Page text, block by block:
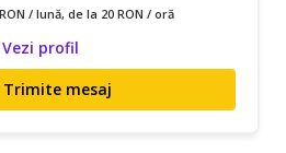
/ lună, de la 20 RON / oră
Vezi profil
Trimite mesaj